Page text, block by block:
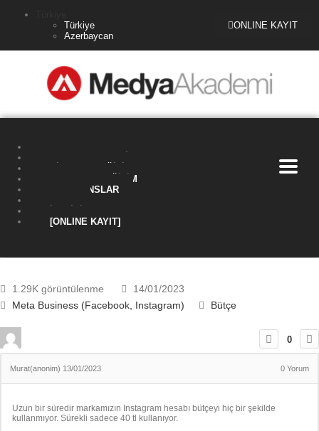
Türkiye
Azerbaycan
ONLINE KAYIT
KURUMSAL EĞITIM
REFERANSLAR
[ONLINE KAYIT]
1.29K görüntülenme
14/01/2023
Meta Business (Facebook, Instagram)
Bütçe
0
Murat(anonim) 13/01/2023 0 Yorum
Uzun bir süredir markamızın Instagram hesabı bütçeyi hiç bir şekilde
kullanmıyor. Sürekli sadece 40 tl kullanıyor.